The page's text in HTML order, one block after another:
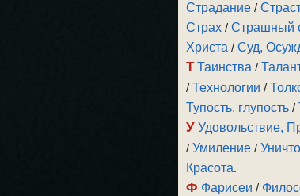
Страдание /
Страх /Страшный
Христа /Суд,
Т Таинства /
/Технологии /
Тупость, глупость /
У Удовольствие,
/Умиление /
Красота.
Ф Фарисеи /